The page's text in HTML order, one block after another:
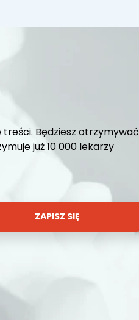
Będziesz otrzymywać
już 10 000 lekarzy
ZAPISZ SIĘ